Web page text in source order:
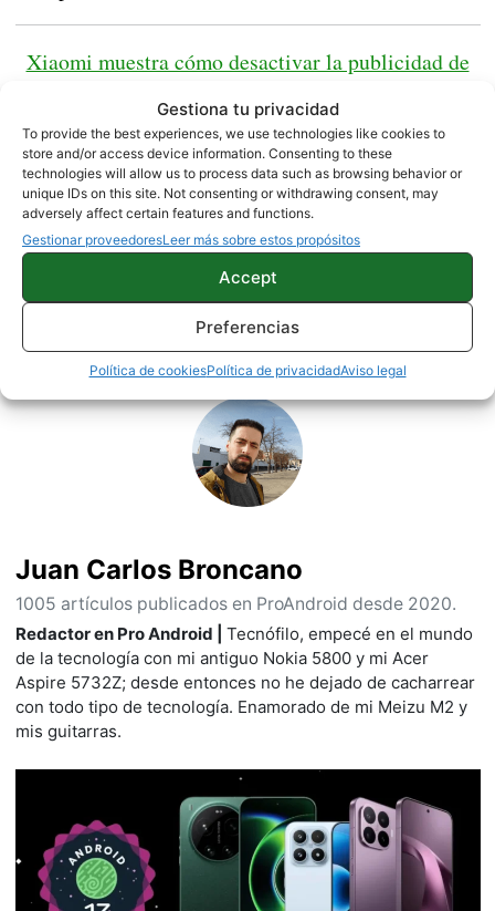
Gestiona tu privacidad
To provide the best experiences, we use technologies like cookies to
store and/or access device information. Consenting to these
technologies will allow us to process data such as browsing behavior or
unique IDs on this site. Not consenting or withdrawing consent, may
adversely affect certain features and functions.
Gestionar proveedoresLeer más sobre estos propósitos
Accept
Preferencias
Política de cookiesPolítica de privacidadAviso legal
Xiaomi muestra cómo desactivar la publicidad de
Oferta del Xiaomi Mi A2 | Amazon
NOTICIAS XIAOMI
Juan Carlos Broncano
1005 artículos publicados en ProAndroid desde 2020.
Redactor en Pro Android | Tecnófilo, empecé en el mundo
de la tecnología con mi antiguo Nokia 5800 y mi Acer
Aspire 5732Z; desde entonces no he dejado de cacharrear
con todo tipo de tecnología. Enamorado de mi Meizu M2 y
mis guitarras.